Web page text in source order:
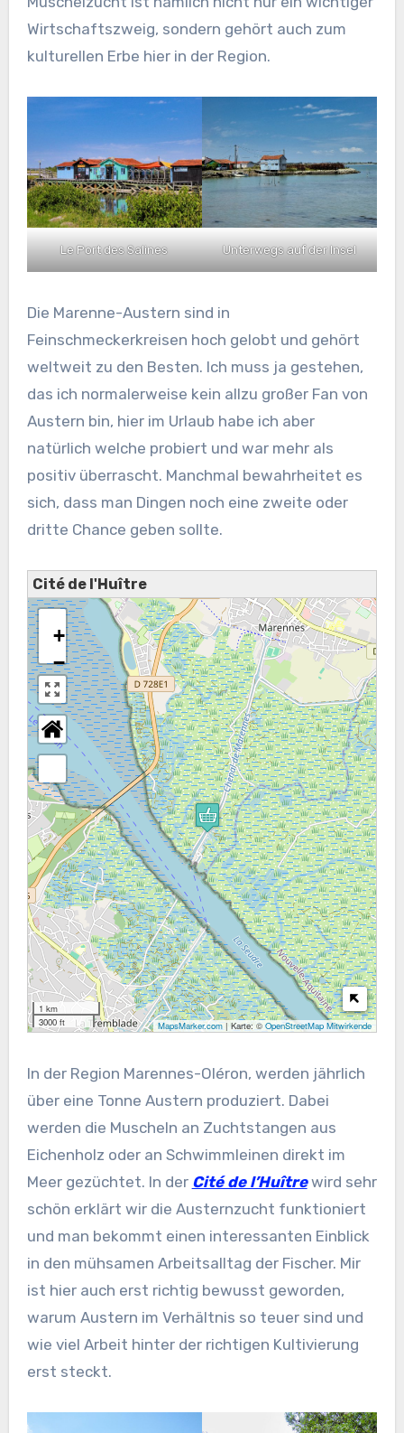
Wirtschaftszweig, sondern gehört auch zum
kulturellen Erbe hier in der Region.
Le Port des Salines Unterwegs auf der Insel
Die Marenne-Austern sind in
Feinschmeckerkreisen hoch gelobt und gehört
weltweit zu den Besten. Ich muss ja gestehen,
das ich normalerweise kein allzu großer Fan von
Austern bin, hier im Urlaub habe ich aber
natürlich welche probiert und war mehr als
positiv überrascht. Manchmal bewahrheitet es
sich, dass man Dingen noch eine zweite oder
dritte Chance geben sollte.
Cité de l'Huître
+
−
1 km
3000 ft
MapsMarker.com | Karte: ©OpenStreetMap Mitwirkende
In der Region Marennes-Oléron, werden jährlich
über eine Tonne Austern produziert. Dabei
werden die Muscheln an Zuchtstangen aus
Eichenholz oder an Schwimmleinen direkt im
Meer gezüchtet. In der Cité de l’Huîtrewird sehr
schön erklärt wir die Austernzucht funktioniert
und man bekommt einen interessanten Einblick
in den mühsamen Arbeitsalltag der Fischer. Mir
ist hier auch erst richtig bewusst geworden,
warum Austern im Verhältnis so teuer sind und
wie viel Arbeit hinter der richtigen Kultivierung
erst steckt.